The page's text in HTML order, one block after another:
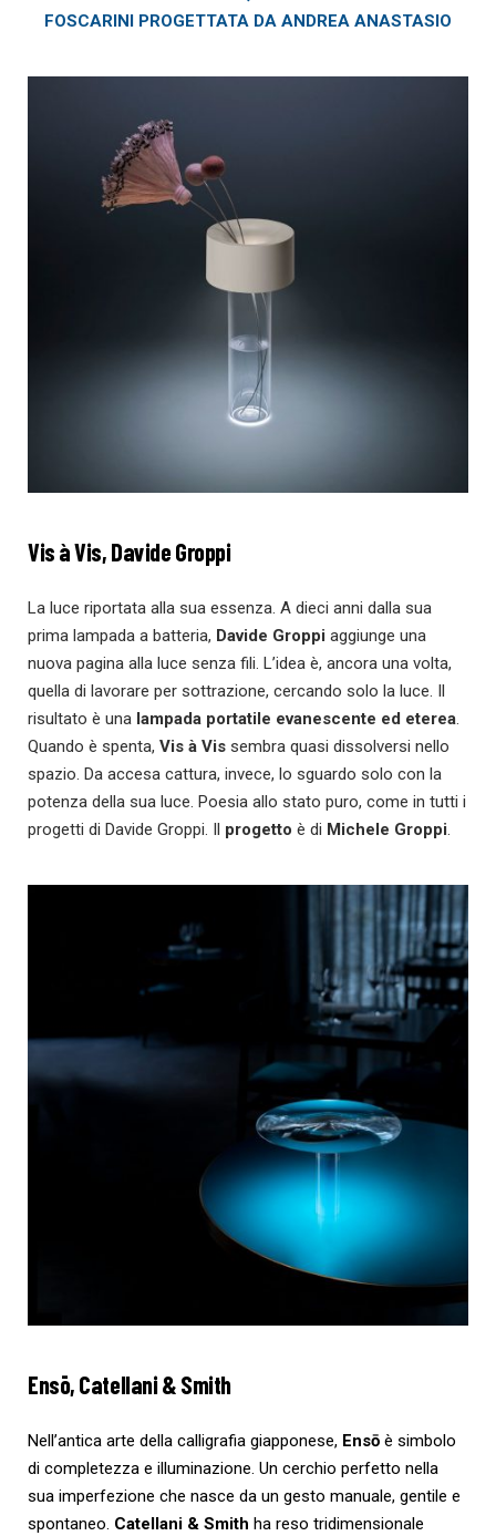
FOSCARINI PROGETTATA DA ANDREA ANASTASIO
Vis à Vis, Davide Groppi
La luce riportata alla sua essenza. A dieci anni dalla sua
prima lampada a batteria, Davide Groppi aggiunge una
nuova pagina alla luce senza fili. L’idea è, ancora una volta,
quella di lavorare per sottrazione, cercando solo la luce. Il
risultato è una lampada portatile evanescente ed eterea.
Quando è spenta, Vis à Vis sembra quasi dissolversi nello
spazio. Da accesa cattura, invece, lo sguardo solo con la
potenza della sua luce. Poesia allo stato puro, come in tutti i
progetti di Davide Groppi. Il progetto è di Michele Groppi.
Ensō, Catellani & Smith
Nell’antica arte della calligrafia giapponese, Ensō è simbolo
di completezza e illuminazione. Un cerchio perfetto nella
sua imperfezione che nasce da un gesto manuale, gentile e
spontaneo. Catellani & Smith ha reso tridimensionale